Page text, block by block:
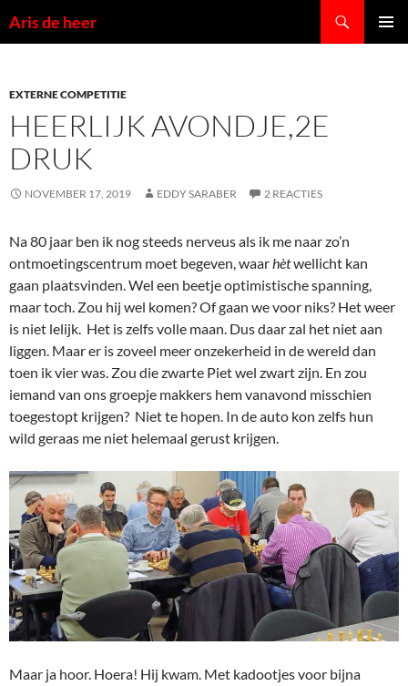
naar
Aris de heer
EXTERNE COMPETITIE
HEERLIJK AVONDJE,2E
DRUK
NOVEMBER 17, 2019 EDDY SARABER 2 REACTIES
Na 80 jaar ben ik nog steeds nerveus als ik me naar zo’n
ontmoetingscentrum moet begeven, waarhètwellicht kan
gaan plaatsvinden. Wel een beetje optimistische spanning,
maar toch. Zou hij wel komen? Of gaan we voor niks? Het weer
is niet lelijk. Het is zelfs volle maan. Dus daar zal het niet aan
liggen. Maar er is zoveel meer onzekerheid in de wereld dan
toen ik vier was. Zou die zwarte Piet wel zwart zijn. En zou
iemand van ons groepje makkers hem vanavond misschien
toegestopt krijgen? Niet te hopen. In de auto kon zelfs hun
wild geraas me niet helemaal gerust krijgen.
Maar ja hoor. Hoera! Hij kwam. Met kadootjes voor bijna